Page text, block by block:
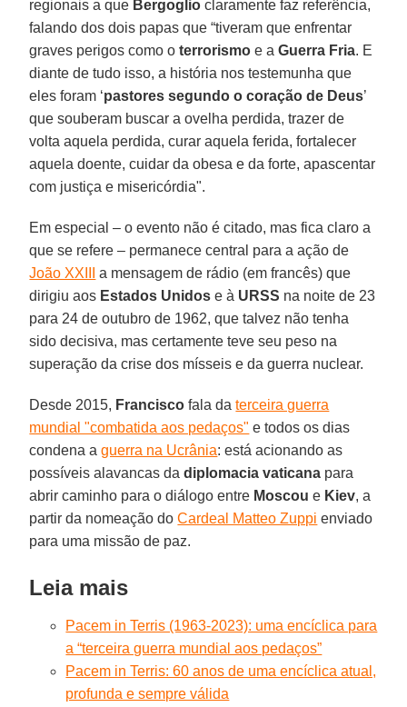
regionais a que Bergoglio claramente faz referência,
falando dos dois papas que “tiveram que enfrentar
graves perigos como oterrorismo e aGuerra Fria. E
diante de tudo isso, a história nos testemunha que
eles foram ‘pastores segundo o coração de Deus’
que souberam buscar a ovelha perdida, trazer de
volta aquela perdida, curar aquela ferida, fortalecer
aquela doente, cuidar da obesa e da forte, apascentar
com justiça e misericórdia".
Em especial – o evento não é citado, mas fica claro a
que se refere – permanece central para a ação de
João XXIII
a mensagem de rádio (em francês) que
dirigiu aos Estados Unidos e à URSS na noite de 23
para 24 de outubro de 1962, que talvez não tenha
sido decisiva, mas certamente teve seu peso na
superação da crise dos mísseis e da guerra nuclear.
Desde 2015, Francisco fala daterceira guerra
mundial "combatida aos pedaços" e todos os dias
condena aguerra na Ucrânia: está acionando as
possíveis alavancas dadiplomacia vaticana para
abrir caminho para o diálogo entre Moscou e Kiev, a
partir da nomeação doCardeal Matteo Zuppi enviado
para uma missão de paz.
Leia mais
Pacem in Terris (1963-2023): uma encíclica para
a “terceira guerra mundial aos pedaços”
Pacem in Terris: 60 anos de uma encíclica atual,
profunda e sempre válida